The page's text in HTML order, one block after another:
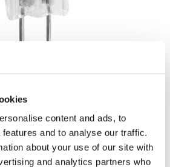
content and ads, to
and to analyse our traffic.
about your use of our site with
and analytics partners who
Product Prijs
€39,22
Excl. btw
€47,45
Incl. btw
Meer